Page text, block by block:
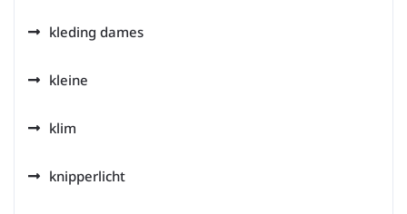
kleding dames
kleine
klim
knipperlicht